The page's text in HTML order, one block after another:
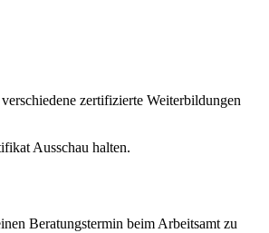
zertifizierte Weiterbildungen
Ausschau halten.
Beratungstermin beim Arbeitsamt zu